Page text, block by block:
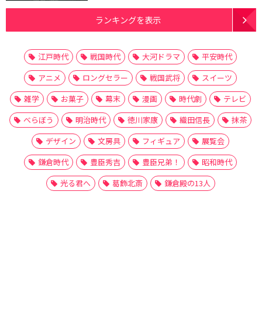
ランキングを表示
江戸時代 戦国時代 大河ドラマ
平安時代
アニメ
ロングセラー 戦国武将
スイーツ
雑学
お菓子 幕末 漫画 時代劇
テレビ
べらぼう
明治時代 徳川家康 織田信長
抹茶
デザイン
文房具 フィギュア
展覧会
鎌倉時代
豊臣秀吉 豊臣兄弟！
昭和時代
光る君へ
葛飾北斎 鎌倉殿の13人